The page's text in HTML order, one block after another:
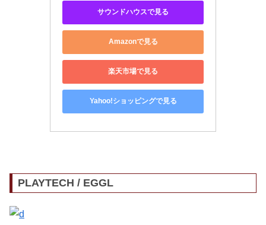
サウンドハウスで見る
Amazonで見る
楽天市場で見る
Yahoo!ショッピングで見る
PLAYTECH / EGGL